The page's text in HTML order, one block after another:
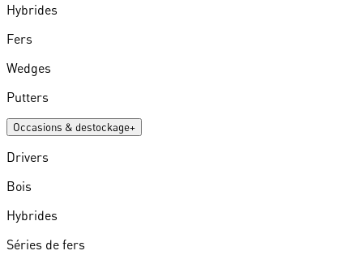
Hybrides
Fers
Wedges
Putters
Occasions & destockage+
Drivers
Bois
Hybrides
Séries de fers